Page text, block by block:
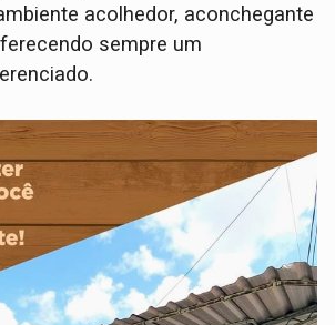
acolhedor, aconchegante
sempre um